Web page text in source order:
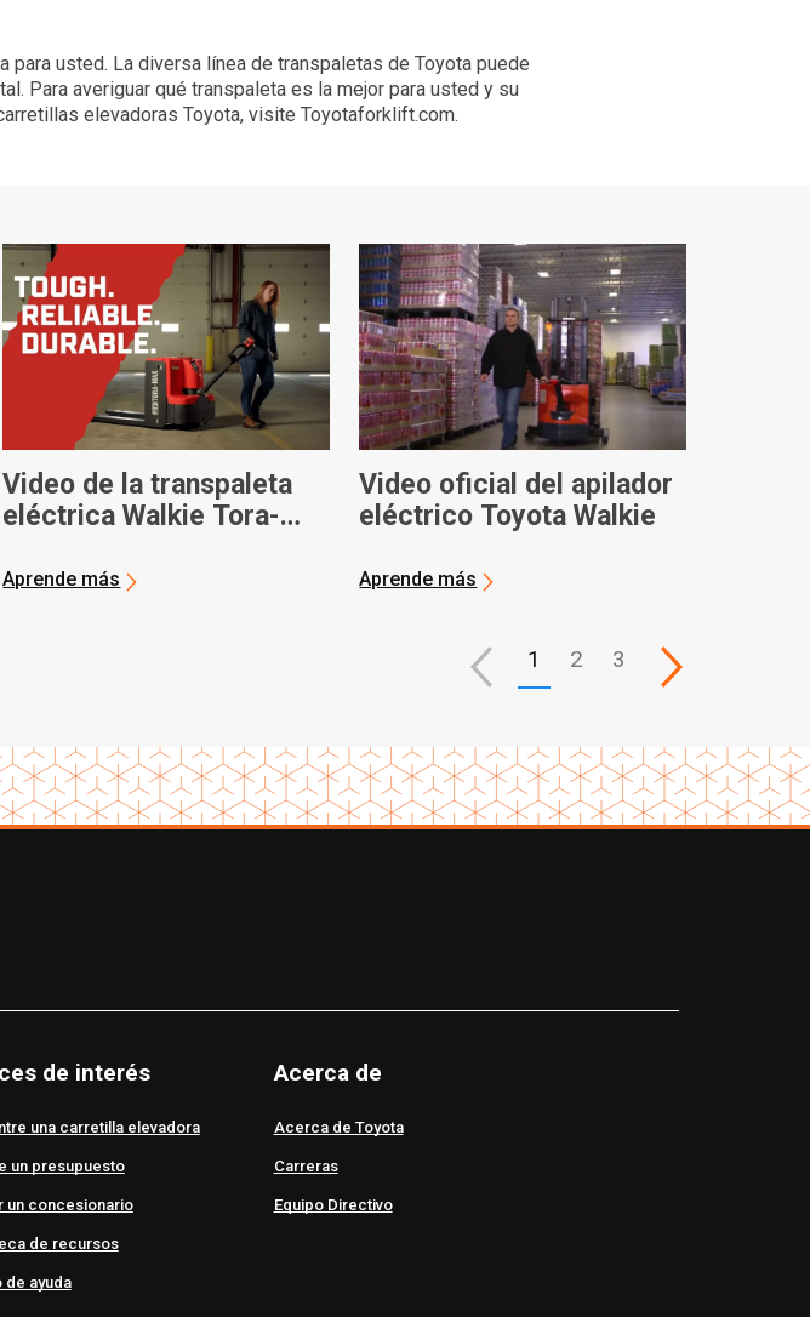
para usted. La diversa línea de transpaletas de Toyota puede
Para averiguar qué transpaleta es la mejor para usted y su
elevadoras Toyota, visite Toyotaforklift.com.
Video de la transpaleta
eléctrica Walkie Tora-
Aprende más
Video oficial del apilador
eléctrico Toyota Walkie
Aprende más
1 2 3
de interés
una carretilla elevadora
un presupuesto
un concesionario
de recursos
de ayuda
Acerca de
Acerca de Toyota
Carreras
Equipo Directivo